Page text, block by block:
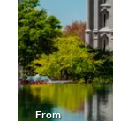
From